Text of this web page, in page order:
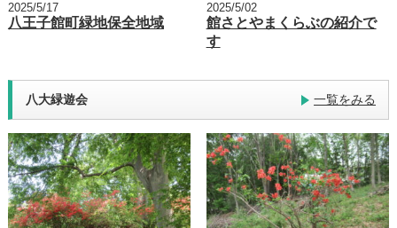
2025/5/17
八王子館町緑地保全地域
2025/5/02
館さとやまくらぶの紹介で
す
八大緑遊会 一覧をみる